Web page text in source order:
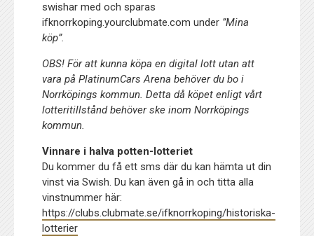
swishar med och sparas
ifknorrkoping.yourclubmate.com under ”Mina
köp”.
OBS! För att kunna köpa en digital lott utan att
vara på PlatinumCars Arena behöver du bo i
Norrköpings kommun. Detta då köpet enligt vårt
lotteritillstånd behöver ske inom Norrköpings
kommun.
Vinnare i halva potten-lotteriet
Du kommer du få ett sms där du kan hämta ut din
vinst via Swish. Du kan även gå in och titta alla
vinstnummer här:
https://clubs.clubmate.se/ifknorrkoping/historiska-
lotterier